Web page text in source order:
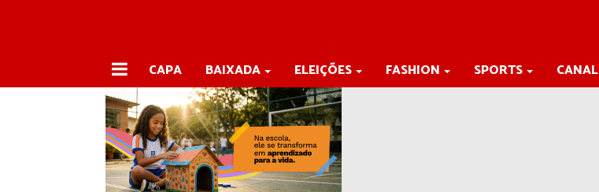
CAPA BAIXADA ELEIÇÕES FASHION SPORTS CANAL